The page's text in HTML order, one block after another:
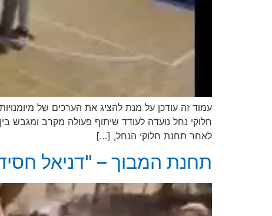
חלוקי נחל נועדה לעודד שיתוף פעולה מקרב
לאחר תחנת חלוקי הנחל, […]
תחנת המבוך – "דניאל